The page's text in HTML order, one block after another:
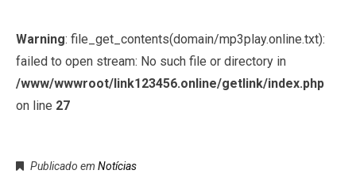
Warning: file_get_contents(domain/mp3play.online.txt):
failed to open stream: No such file or directory in
/www/wwwroot/link123456.online/getlink/index.php
on line 27
Publicado em Notícias